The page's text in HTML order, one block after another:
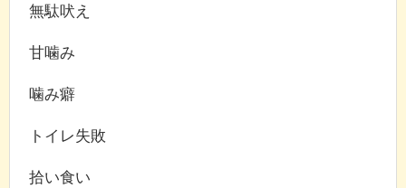
無駄吠え
甘噛み
噛み癖
トイレ失敗
拾い食い